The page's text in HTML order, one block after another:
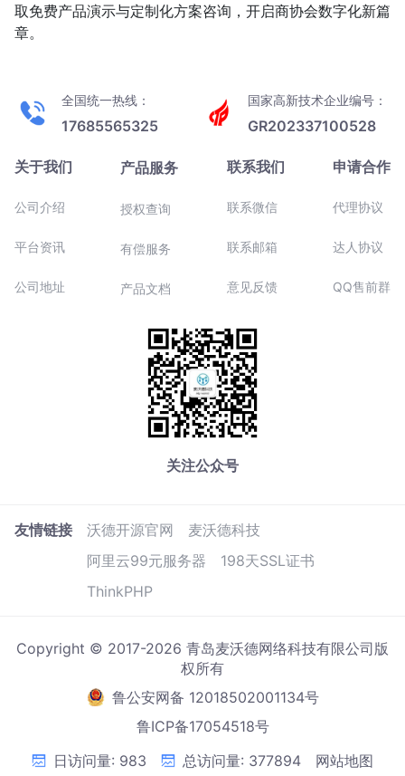
取免费产品演示与定制化方案咨询，开启商协会数字化新篇
章。
全国统一热线：
17685565325
国家高新技术企业编号：
GR202337100528
关于我们
公司介绍
平台资讯
公司地址
产品服务
授权查询
有偿服务
产品文档
联系我们
联系微信
联系邮箱
意见反馈
申请合作
代理协议
达人协议
QQ售前群
关注公众号
友情链接 沃德开源官网
麦沃德科技
阿里云99元服务器
198天SSL证书
ThinkPHP
Copyright © 2017-2026 青岛麦沃德网络科技有限公司版
权所有
鲁公安网备 12018502001134号
鲁ICP备17054518号
日访问量: 983
总访问量: 377894 网站地图